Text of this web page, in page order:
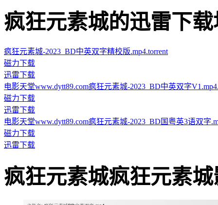
疯狂元素城的迅雷下载
疯狂元素城-2023_BD中英双字精校版.mp4.torrent
磁力下载
迅雷下载
电影天堂www.dytt89.com疯狂元素城-2023_BD中英双字
磁力下载
迅雷下载
电影天堂www.dytt89.com疯狂元素城-2023_BD国粤英3语双字
磁力下载
迅雷下载
疯狂元素城疯狂元素城